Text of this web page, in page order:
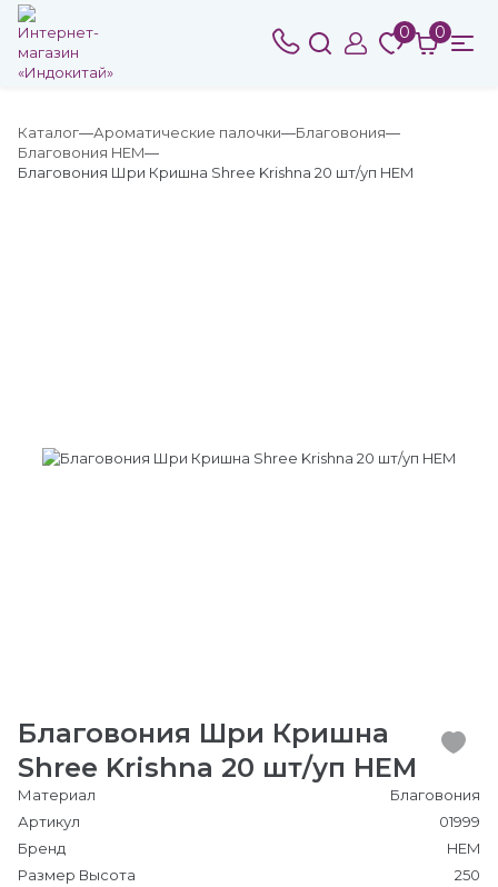
0 0
Каталог Ароматические палочки
Благовония
Благовония HEM
Благовония Шри Кришна Shree Krishna 20 шт/уп HEM
Благовония Шри Кришна
Shree Krishna 20 шт/уп HEM
Материал
Благовония
Артикул
01999
Бренд
HEM
Размер Высота
250